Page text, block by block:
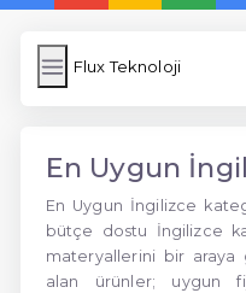
Flux Teknoloji
En Uygun
En Uygun İngilizce
bütçe dostu İngilizce
materyallerini bir
alan ürünler; uygun